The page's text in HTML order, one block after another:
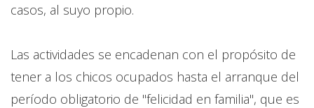
casos, al suyo propio.
Las actividades se encadenan con el propósito de
tener a los chicos ocupados hasta el arranque del
período obligatorio de "felicidad en familia", que es